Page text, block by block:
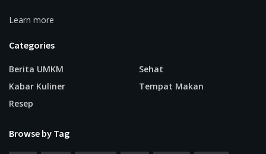
Learn more
Categories
Berita UMKM
Kabar Kuliner
Resep
Sehat
Tempat Makan
Browse by Tag